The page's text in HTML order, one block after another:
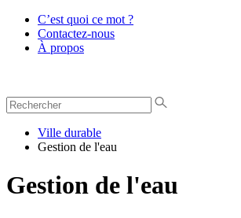
C’est quoi ce mot ?
Contactez-nous
À propos
Ville durable
Gestion de l'eau
Gestion de l'eau